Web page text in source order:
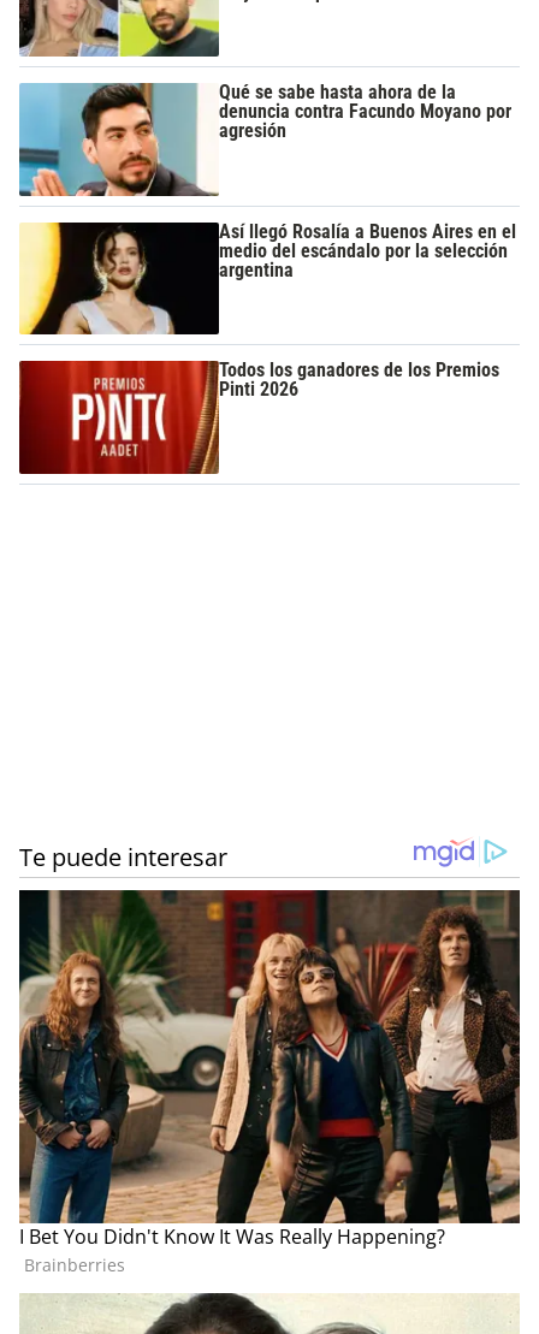
Qué se sabe hasta ahora de la
denuncia contra Facundo Moyano por
agresión
Así llegó Rosalía a Buenos Aires en el
medio del escándalo por la selección
argentina
Todos los ganadores de los Premios
Pinti 2026